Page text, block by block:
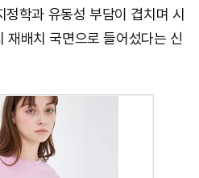
학과 유동성 부담이 겹치며 시
재배치 국면으로 들어섰다는 신